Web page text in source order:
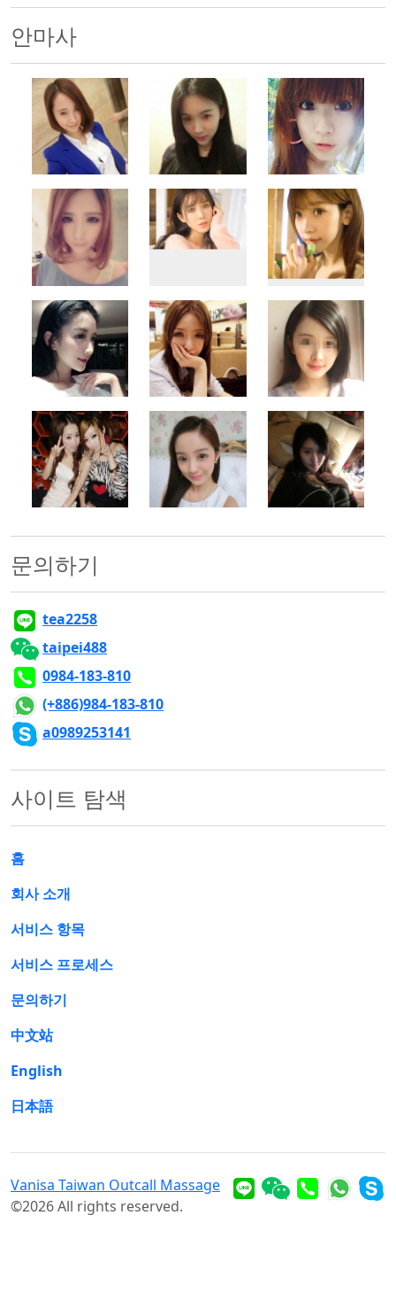
안마사
500x500 500x500 500x500
500x500 500x500 500x500
500x500 500x500 500x500
500x500 500x500 500x500
문의하기
tea2258
taipei488
0984-183-810
(+886)984-183-810
a0989253141
사이트 탐색
홈
회사 소개
서비스 항목
서비스 프로세스
문의하기
中文站
English
日本語
Vanisa Taiwan Outcall Massage
©2026 All rights reserved.